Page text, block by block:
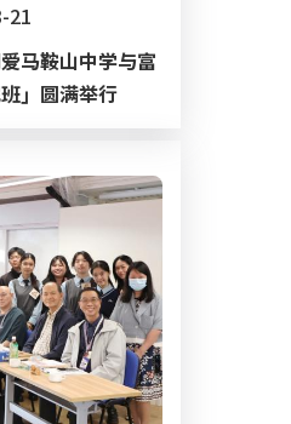
21
马鞍山中学与富
」圆满举行